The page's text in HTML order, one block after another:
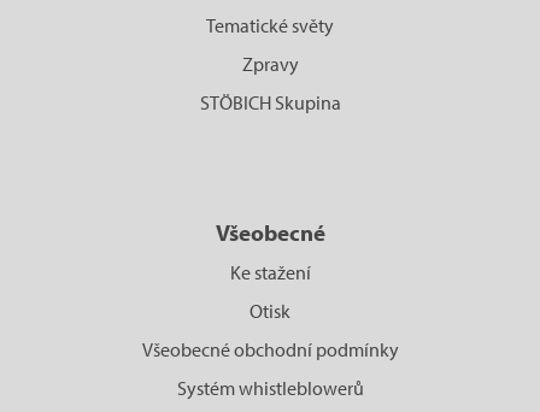
Tematické světy
Zpravy
STÖBICH Skupina
Všeobecné
Ke stažení
Otisk
Všeobecné obchodní podmínky
Systém whistleblowerů